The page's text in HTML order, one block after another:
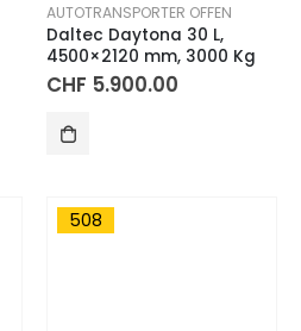
AUTOTRANSPORTER OFFEN
Daltec Daytona 30 L,
4500×2120 mm, 3000 Kg
CHF 5.900.00
508